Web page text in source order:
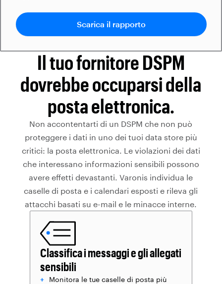
Scarica il rapporto
Il tuo fornitore DSPM
dovrebbe occuparsi della
posta elettronica.
Non accontentarti di un DSPM che non può
proteggere i dati in uno dei tuoi data store più
critici: la posta elettronica. Le violazioni dei dati
che interessano informazioni sensibili possono
avere effetti devastanti. Varonis individua le
caselle di posta e i calendari esposti e rileva gli
attacchi basati su e-mail e le minacce interne.
Classifica i messaggi e gli allegati
sensibili
Monitora le tue caselle di posta più